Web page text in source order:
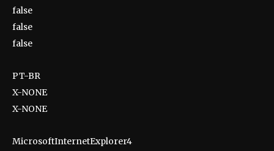
false
false
false
PT-BR
X-NONE
X-NONE
MicrosoftInternetExplorer4